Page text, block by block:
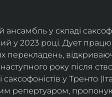
у складі
у 2023 році. Дует
перекладень,
року після
у Тренто
репертуаром,